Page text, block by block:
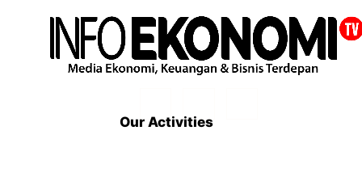
Our Activities